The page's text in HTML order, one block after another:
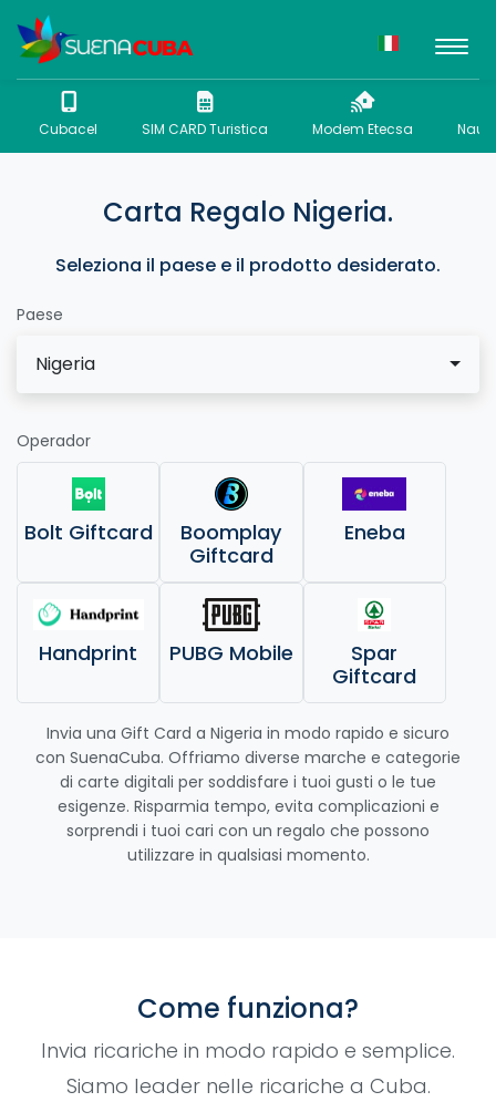
Cubacel SIM CARD Turistica Modem Etecsa
Carta Regalo Nigeria.
Seleziona il paese e il prodotto desiderato.
Paese
Nigeria
Operador
Bolt Giftcard
Boomplay
Giftcard
Eneba
Handprint PUBG Mobile
Spar
Giftcard
Invia una Gift Card a Nigeria in modo rapido e sicuro
con SuenaCuba. Offriamo diverse marche e categorie
di carte digitali per soddisfare i tuoi gusti o le tue
esigenze. Risparmia tempo, evita complicazioni e
sorprendi i tuoi cari con un regalo che possono
utilizzare in qualsiasi momento.
Come funziona?
Invia ricariche in modo rapido e semplice.
Siamo leader nelle ricariche a Cuba.